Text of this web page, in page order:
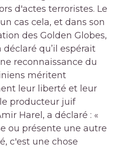
d'actes terroristes. Le
cas cela, et dans son
des Golden Globes,
déclaré qu’il espérait
reconnaissance du
méritent
leur liberté et leur
producteur juif
Harel, a déclaré : «
ou présente une autre
c'est une chose